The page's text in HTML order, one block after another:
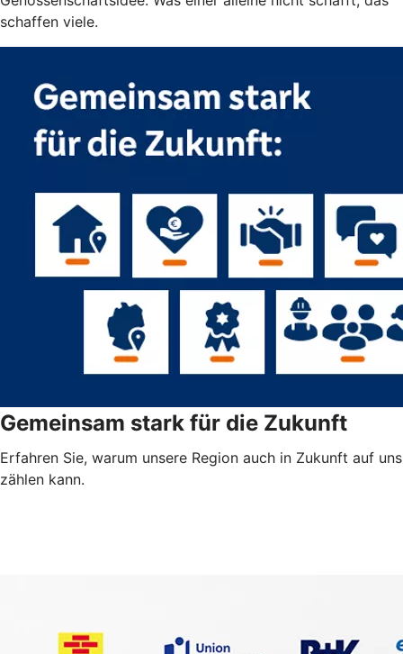
schaffen viele.
Gemeinsam stark für die Zukunft
Erfahren Sie, warum unsere Region auch in Zukunft auf uns
zählen kann.